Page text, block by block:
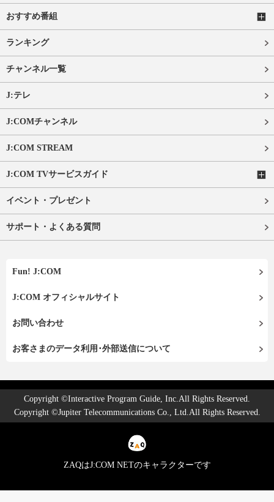
おすすめ番組
ランキング
チャンネル一覧
J:テレ
J:COMチャンネル
J:COM STREAM
J:COM TVサービスガイド
イベント・プレゼント
サポート・よくある質問
Fun! J:COM
J:COM オフィシャルサイト
お問い合わせ
お客さまのデータ利用･外部送信について
Copyright ©Interactive Program Guide, Inc.All Rights Reserved.
Copyright ©Jupiter Telecommunications Co., Ltd.All Rights Reserved.
ZAQはJ:COM NETのキャラクターです